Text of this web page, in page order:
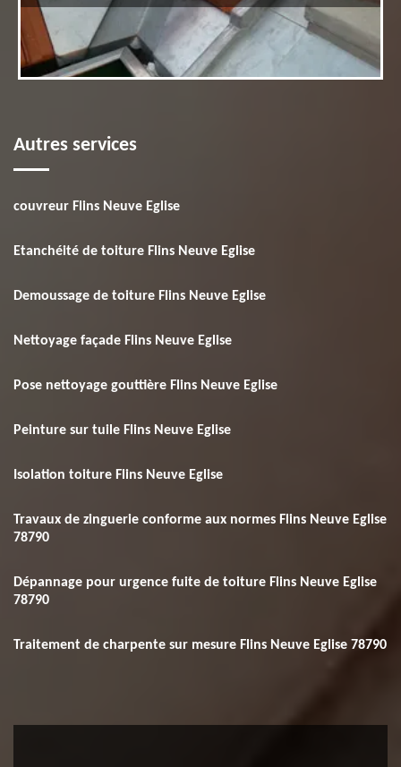
Autres services
couvreur Flins Neuve Eglise
Etanchéité de toiture Flins Neuve Eglise
Demoussage de toiture Flins Neuve Eglise
Nettoyage façade Flins Neuve Eglise
Pose nettoyage gouttière Flins Neuve Eglise
Peinture sur tuile Flins Neuve Eglise
Isolation toiture Flins Neuve Eglise
Travaux de zinguerie conforme aux normes Flins Neuve Eglise
78790
Dépannage pour urgence fuite de toiture Flins Neuve Eglise
78790
Traitement de charpente sur mesure Flins Neuve Eglise 78790